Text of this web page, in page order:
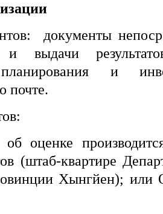
документы
выдачи
и
почте.
оценке
(штаб-квартире
Хынгйен); или